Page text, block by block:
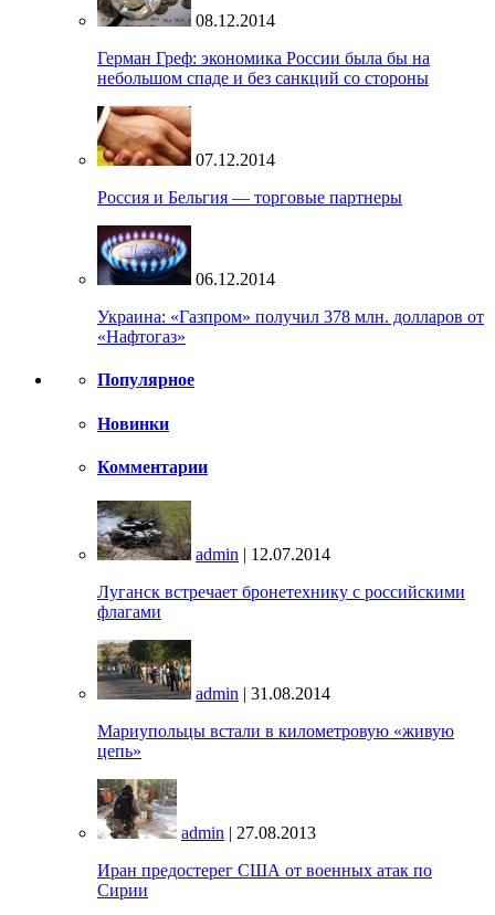
08.12.2014
Герман Греф: экономика России была бы на
небольшом спаде и без санкций со стороны
07.12.2014
Россия и Бельгия — торговые партнеры
06.12.2014
Украина: «Газпром» получил 378 млн. долларов от
«Нафтогаз»
Популярное
Новинки
Комментарии
admin | 12.07.2014
Луганск встречает бронетехнику с российскими
флагами
admin | 31.08.2014
Мариупольцы встали в километровую «живую
цепь»
admin | 27.08.2013
Иран предостерег США от военных атак по
Сирии